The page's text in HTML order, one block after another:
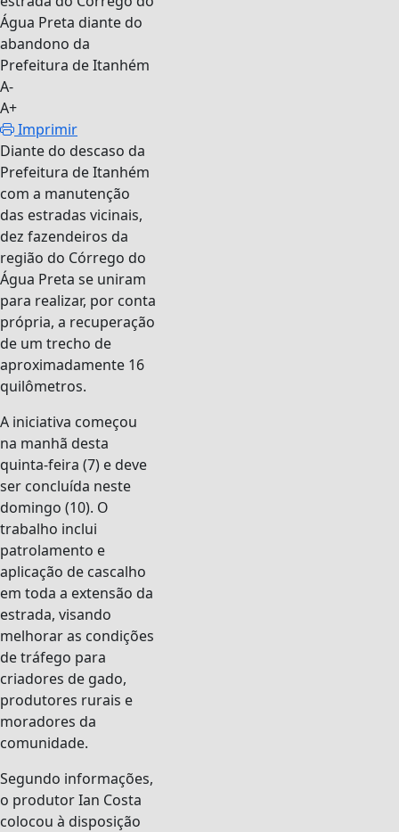
A-
A+
Imprimir
Diante do descaso da
Prefeitura de Itanhém
com a manutenção
das estradas vicinais,
dez fazendeiros da
região do Córrego do
Água Preta se uniram
para realizar, por conta
própria, a recuperação
de um trecho de
aproximadamente 16
quilômetros.
A iniciativa começou
na manhã desta
quinta-feira (7) e deve
ser concluída neste
domingo (10). O
trabalho inclui
patrolamento e
aplicação de cascalho
em toda a extensão da
estrada, visando
melhorar as condições
de tráfego para
criadores de gado,
produtores rurais e
moradores da
comunidade.
Segundo informações,
o produtor Ian Costa
colocou à disposição